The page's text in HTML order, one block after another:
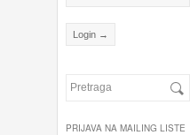
PRIJAVA NA MAILING LISTE